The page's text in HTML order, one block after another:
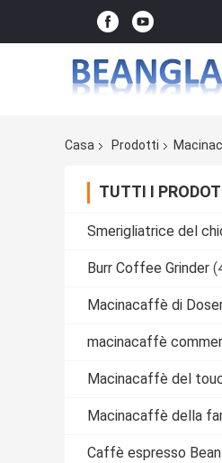
Casa Prodotti
TUTTI I
Smerigliatrice del
Burr Coffee Grinder
Macinacaffè di
macinacaffè
Macinacaffè del
Macinacaffè della
Caffè espresso Bean